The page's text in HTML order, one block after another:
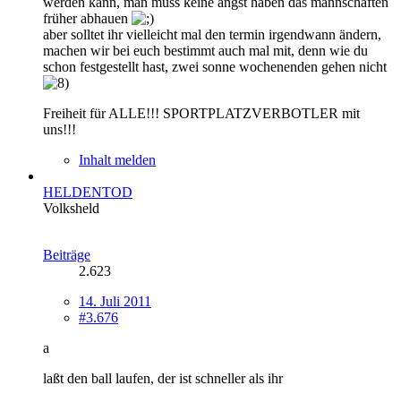
früher abhauen
aber solltet ihr vielleicht mal den termin irgendwann ändern,
machen wir bei euch bestimmt auch mal mit, denn wie du
schon festgestellt hast, zwei sonne wochenenden gehen nicht
Freiheit für ALLE!!! SPORTPLATZVERBOTLER mit
uns!!!
Inhalt melden
HELDENTOD
Volksheld
Beiträge
2.623
14. Juli 2011
#3.676
a
laßt den ball laufen, der ist schneller als ihr